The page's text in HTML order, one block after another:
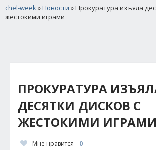
chel-week»Новости » Прокуратура изъяла
жестокими играми
ПРОКУРАТУРА
ДЕСЯТКИ ДИСКОВ С
ЖЕСТОКИМИ ИГРАМИ
Мне нравится 0